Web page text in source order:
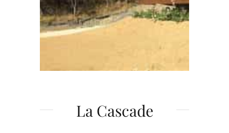
La Cascade